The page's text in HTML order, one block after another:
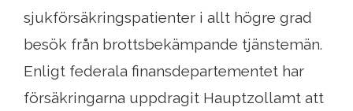
sjukförsäkringspatienter i allt högre grad
besök från brottsbekämpande tjänstemän.
Enligt federala finansdepartementet har
försäkringarna uppdragit Hauptzollamt att